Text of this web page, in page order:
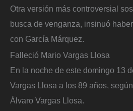
Otra versión más controversial
busca de venganza, insinuó
con García Márquez.
Falleció Mario Vargas Llosa
En la noche de este domingo 13
Vargas Llosa a los 89 años,
Álvaro Vargas Llosa.